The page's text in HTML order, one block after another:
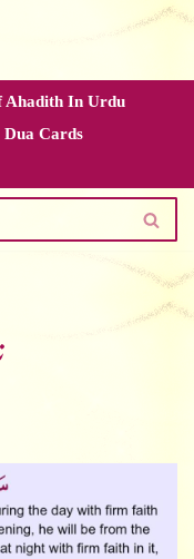
Ahadith In Urdu
Dua Cards